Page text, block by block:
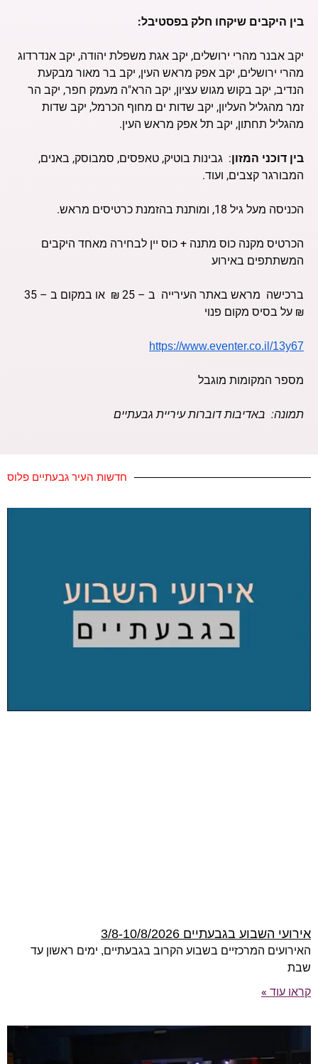
בין היקבים שיקחו חלק בפסטיבל:
יקב אבנר מהרי ירושלים, יקב אגת משפלת יהודה, יקב אנדרדוג
מהרי ירושלים, יקב אפק מראש העין, יקב בר מאור מבקעת
הנדיב, יקב בקוש מגוש עציון, יקב הרא"ה מעמק חפר, יקב הר
זמר מהגליל העליון, יקב שדות ים מחוף הכרמל, יקב שדות
מהגליל תחתון, יקב תל אפק מראש העין.
בין דוכני המזון: גבינות בוטיק, טאפסים, סמבוסק, באנים,
המבורגר קצבים, ועוד.
הכניסה מעל גיל 18, ומותנת בהזמנת כרטיסים מראש.
הכרטיס מקנה כוס מתנה + כוס יין לבחירה מאחד היקבים
המשתתפים באירוע
ברכישה מראש באתר העירייה ב – 25 ₪ או במקום ב – 35
₪ על בסיס מקום פנוי
https://www.eventer.co.il/13y67
מספר המקומות מוגבל
תמונה: באדיבות דוברות עיריית גבעתיים
חדשות העיר גבעתיים פלוס
אירועי השבוע בגבעתיים 3/8-10/8/2026
האירועים המרכזיים בשבוע הקרוב בגבעתיים, ימים ראשון עד
שבת
קראו עוד »